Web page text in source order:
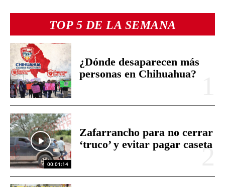
TOP 5 DE LA SEMANA
¿Dónde desaparecen más
personas en Chihuahua?
00:01:14
Zafarrancho para no cerrar
‘truco’ y evitar pagar caseta